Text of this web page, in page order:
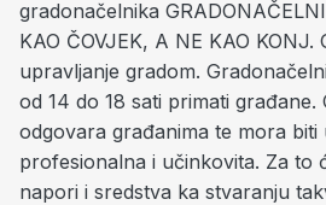
gradonačelnika
KAO ČOVJEK, A NE KAO KONJ.
upravljanje gradom.
od 14 do 18 sati primati građane.
odgovara građanima te mora biti
profesionalna i učinkovita. Za to
napori i sredstva ka stvaranju